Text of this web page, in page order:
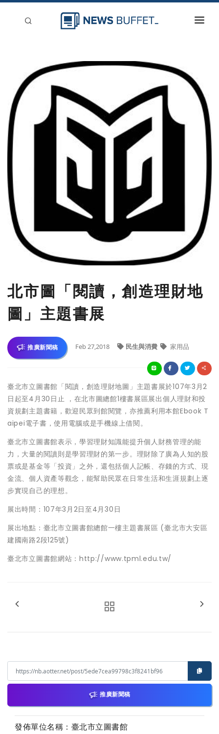
新聞稿分類
北市圖「閱讀，創造理財地
圖」主題書展
推廣新聞稿 Feb 27,2018 民生與消費 家用品
臺北市立圖書館「閱讀，創造理財地圖」主題書展於107年3月2
日起至4月30日止 ，在北市圖總館1樓書展區展出個人理財和投
資規劃主題書籍，歡迎民眾到館閱覽，亦推薦利用本館Ebook T
aipei電子書，使用電腦或是手機線上借閱。
臺北市立圖書館表示，學習理財知識能提升個人財務管理的能
力，大量的閱讀則是學習理財的第一步。理財除了廣為人知的股
票或是基金等「投資」之外，還包括個人記帳、存錢的方式、現
金流、個人資產等觀念，能幫助民眾在日常生活和生涯規劃上逐
步實現自己的理想。
展出時間：107年3月2日至4月30日
展出地點：臺北市立圖書館總館一樓主題書展區 (臺北市大安區
建國南路2段125號)
臺北市立圖書館網站：http://www.tpml.edu.tw/
推廣新聞稿
發佈單位名稱：臺北市立圖書館